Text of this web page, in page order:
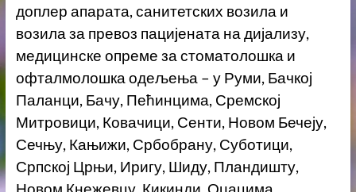
доплер апарата, санитетских возила и
возила за превоз пацијената на дијализу,
медицинске опреме за стоматолошка и
офталмолошка одељења – у Руми, Бачкој
Паланци, Бачу, Пећинцима, Сремској
Митровици, Ковачици, Сенти, Новом Бечеју,
Сечњу, Кањижи, Србобрану, Суботици,
Српској Црњи, Иригу, Шиду, Пландишту,